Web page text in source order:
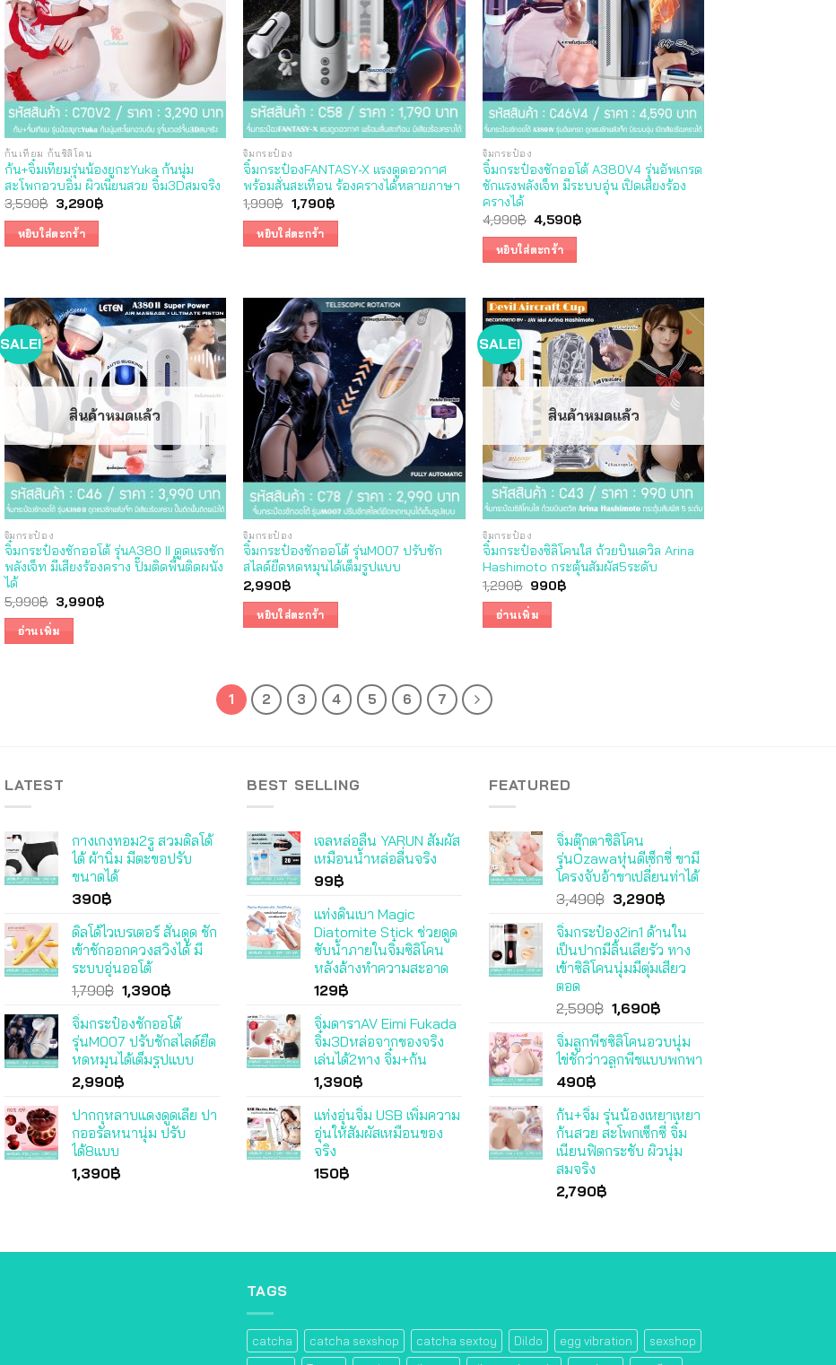
ก้นเทียม ก้นซิลิโคน
ก้น+จิ๋มเทียมรุ่นน้องยูกะYuka ก้นนุ่ม
สะโพกอวบอิ่ม ผิวเนียนสวย จิ๋ม3Dสมจริง
3,590฿ Original
price
was:
3,590฿.
3,290฿Current
หยิบใส่ตะกร้า
จิ๋มกระป๋อง
จิ๋มกระป๋องFANTASY-X แรงดูดอวกาศ
พร้อมสั่นสะเทือน ร้องครางได้หลายภาษา
1,990฿ Original
price
was:
1,990฿.
1,790฿Current
หยิบใส่ตะกร้า
จิ๋มกระป๋อง
จิ๋มกระป๋องชักออโต้ A380V4 รุ่นอัพเกรด
ชักแรงพลังเจ็ท มีระบบอุ่น เปิดเสียงร้อง
ครางได้
4,990฿ Original
price
was:
4,990฿.
4,590฿Current
หยิบใส่ตะกร้า
SALE!
สินค้าหมดแล้ว
จิ๋มกระป๋อง
จิ๋มกระป๋องชักออโต้ รุ่นA380 II ดูดแรงชัก
พลังเจ็ท มีเสียงร้องคราง ปั๊มติดพื้นติดผนัง
ได้
5,990฿ Original
price
was:
5,990฿.
3,990฿Current
อ่านเพิ่ม
จิ๋มกระป๋อง
จิ๋มกระป๋องชักออโต้ รุ่นM007 ปรับชัก
สไลด์ยืดหดหมุนได้เต็มรูปแบบ
2,990฿
หยิบใส่ตะกร้า
SALE!
สินค้าหมดแล้ว
จิ๋มกระป๋อง
จิ๋มกระป๋องซิลิโคนใส ถ้วยบินเดวิล Arina
Hashimoto กระตุ้นสัมผัส5ระดับ
1,290฿ Original
was:
1,290฿.
990฿Current
อ่านเพิ่ม
1 2 3 4 5 6 7
LATEST
กางเกงทอม2รู สวมดิลโด้
ได้ ผ้านิ่ม มีตะขอปรับ
ขนาดได้
390฿
ดิลโด้ไวเบรเตอร์ สั่นดูด ชัก
เข้าชักออกควงสวิงได้ มี
ระบบอุ่นออโต้
1,790฿ Original
was:
1,790฿.
1,390฿Current
is:
1,390฿.
จิ๋มกระป๋องชักออโต้
รุ่นM007 ปรับชักสไลด์ยืด
หดหมุนได้เต็มรูปแบบ
2,990฿
ปากกุหลาบแดงดูดเลีย ปา
กออรัลหนานุ่ม ปรับ
ได้8แบบ
1,390฿
BEST SELLING
เจลหล่อลื่น YARUN สัมผัส
เหมือนน้ำหล่อลื่นจริง
99฿
แท่งดินเบา Magic
Diatomite Stick ช่วยดูด
ซับน้ำภายในจิ๋มซิลิโคน
หลังล้างทำความสะอาด
129฿
จิ๋มดาราAV Eimi Fukada
จิ๋ม3Dหล่อจากของจริง
เล่นได้2ทาง จิ๋ม+ก้น
1,390฿
แท่งอุ่นจิ๋ม USB เพิ่มความ
อุ่นให้สัมผัสเหมือนของ
จริง
150฿
FEATURED
จิ๋มตุ๊กตาซิลิโคน
รุ่นOzawaหุ่นดีเซ็กซี่ ขามี
โครงจับอ้าขาเปลี่ยนท่าได้
3,490฿ Original
was:
3,490฿.
3,290฿Current
is:
3,290฿.
จิ๋มกระป๋อง2in1 ด้านใน
เป็นปากมีลิ้นเลียรัว ทาง
เข้าซิลิโคนนุ่มมีตุ่มเสียว
ตอด
2,590฿ Original
was:
2,590฿.
1,690฿Current
is:
1,690฿.
จิ๋มลูกพีชซิลิโคนอวบนุ่ม
ไข่ชักว่าวลูกพีชแบบพกพา
490฿
ก้น+จิ๋ม รุ่นน้องเหยาเหยา
ก้นสวย สะโพกเซ็กซี่ จิ๋ม
เนียนฟิตกระชับ ผิวนุ่ม
สมจริง
2,790฿
TAGS
catcha catcha sexshop catcha sextoy Dildo egg vibration
sexshop